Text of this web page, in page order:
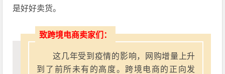
是好好卖货。
致跨境电商卖家们：
这几年受到疫情的影响，网购增量上升
到了前所未有的高度。跨境电商的正向发